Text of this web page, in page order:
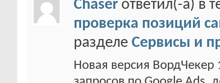
Chaser ответил(-а) в
проверка позиций
разделе Сервисы и
Новая версия ВордЧекер